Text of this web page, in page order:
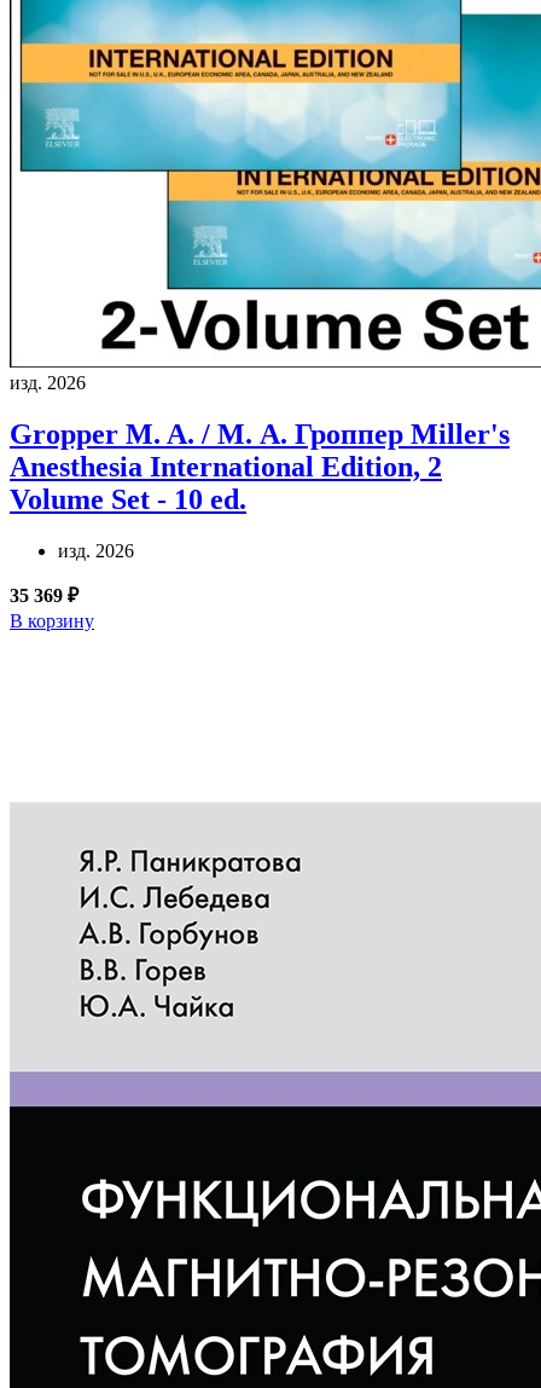
изд. 2026
Gropper M. A. / М. А. Гроппер Miller's
Anesthesia International Edition, 2
Volume Set - 10 ed.
изд. 2026
35 369 ₽
В корзину